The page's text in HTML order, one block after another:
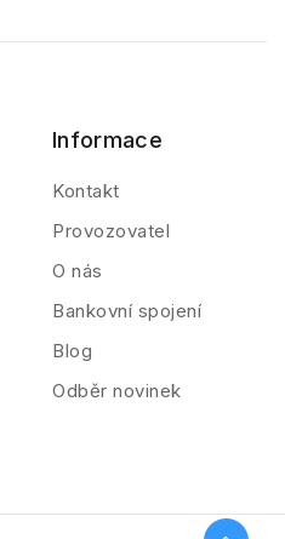
Informace
Kontakt
Provozovatel
O nás
Bankovní spojení
Blog
Odběr novinek